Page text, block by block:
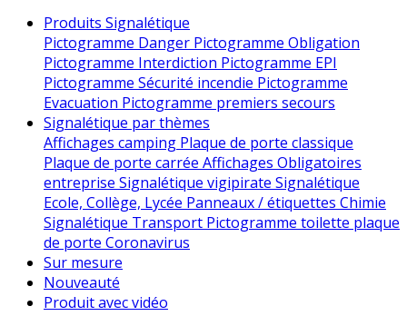
Produits Signalétique
Pictogramme Danger Pictogramme Obligation
Pictogramme Interdiction Pictogramme EPI
Pictogramme Sécurité incendie Pictogramme
Evacuation Pictogramme premiers secours
Signalétique par thèmes
Affichages camping Plaque de porte classique
Plaque de porte carrée Affichages Obligatoires
entreprise Signalétique vigipirate Signalétique
Ecole, Collège, Lycée Panneaux / étiquettes Chimie
Signalétique Transport Pictogramme toilette plaque
de porte Coronavirus
Sur mesure
Nouveauté
Produit avec vidéo